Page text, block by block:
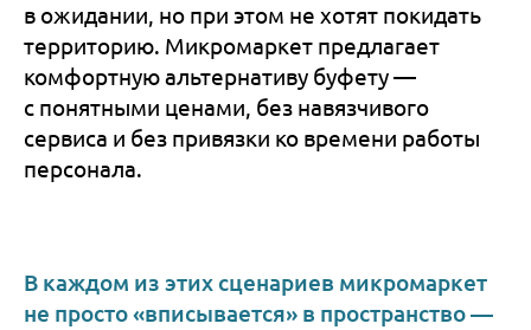
в ожидании, но при этом не хотят покидать
территорию. Микромаркет предлагает
комфортную альтернативу буфету —
с понятными ценами, без навязчивого
сервиса и без привязки ко времени работы
персонала.
В каждом из этих сценариев микромаркет
не просто «вписывается» в пространство —